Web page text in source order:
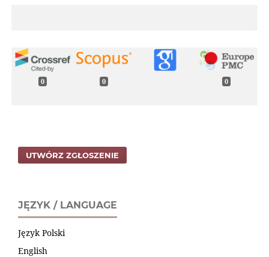
0 0 0
UTWÓRZ ZGŁOSZENIE
JĘZYK / LANGUAGE
Język Polski
English